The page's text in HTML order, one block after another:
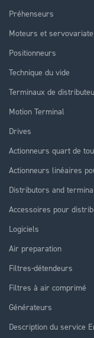
Préhenseurs
Moteurs et
Positionneurs
Technique du vide
Terminaux de
Motion Terminal
Drives
Actionneurs quart de
Actionneurs linéaires
Distributors and
Accessoires pour
Logiciels
Air preparation
Filtres-détendeurs
Filtres à air comprimé
Générateurs
Description du service